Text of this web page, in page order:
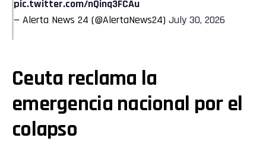
pic.twitter.com/nQinq3FCAu
— Alerta News 24 (@AlertaNews24) July 30, 2026
Ceuta reclama la
emergencia nacional por el
colapso